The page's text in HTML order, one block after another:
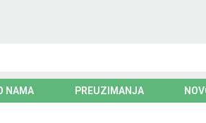
NAMA PREUZIMANJA